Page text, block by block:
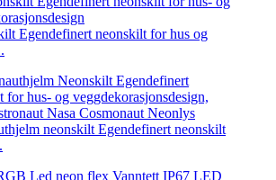
Egendefinert neonskilt for hus og
neonskilt Egendefinert neonskilt